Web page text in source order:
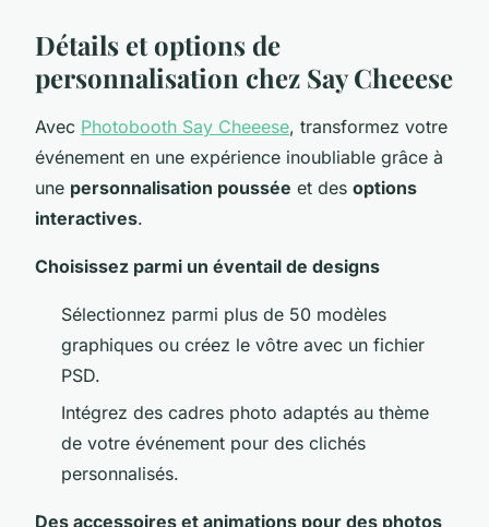
Détails et options de
personnalisation chez Say Cheeese
Avec Photobooth Say Cheeese, transformez votre
événement en une expérience inoubliable grâce à
une personnalisation poussée et des options
interactives.
Choisissez parmi un éventail de designs
Sélectionnez parmi plus de 50 modèles
graphiques ou créez le vôtre avec un fichier
PSD.
Intégrez des cadres photo adaptés au thème
de votre événement pour des clichés
personnalisés.
Des accessoires et animations pour des photos